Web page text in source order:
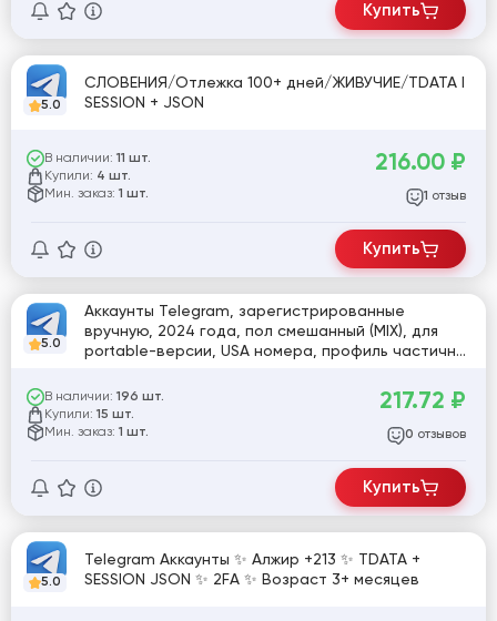
Купить
5.0
СЛОВЕНИЯ/Отлежка 100+ дней/ЖИВУЧИЕ/TDATA I
SESSION + JSON
В наличии: 11 шт.
Купили: 4 шт.
Мин. заказ: 1 шт.
216.00 ₽
1 отзыв
Купить
5.0
Аккаунты Telegram, зарегистрированные
вручную, 2024 года, пол смешанный (MIX), для
portable-версии, USA номера, профиль частично
В наличии: 196 шт.
Купили: 15 шт.
Мин. заказ: 1 шт.
217.72 ₽
0 отзывов
Купить
5.0
Telegram Аккаунты ✨ Алжир +213 ✨ TDATA +
SESSION JSON ✨ 2FA ✨ Возраст 3+ месяцев